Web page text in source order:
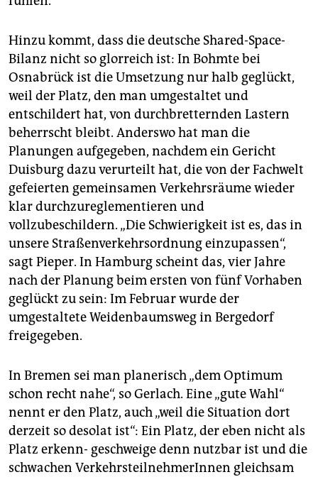
Hinzu kommt, dass die deutsche Shared-Space-
Bilanz nicht so glorreich ist: In Bohmte bei
Osnabrück ist die Umsetzung nur halb geglückt,
weil der Platz, den man umgestaltet und
entschildert hat, von durchbretternden Lastern
beherrscht bleibt. Anderswo hat man die
Planungen aufgegeben, nachdem ein Gericht
Duisburg dazu verurteilt hat, die von der Fachwelt
gefeierten gemeinsamen Verkehrsräume wieder
klar durchzureglementieren und
vollzubeschildern. „Die Schwierigkeit ist es, das in
unsere Straßenverkehrsordnung einzupassen“,
sagt Pieper. In Hamburg scheint das, vier Jahre
nach der Planung beim ersten von fünf Vorhaben
geglückt zu sein: Im Februar wurde der
umgestaltete Weidenbaumsweg in Bergedorf
freigegeben.
In Bremen sei man planerisch „dem Optimum
schon recht nahe“, so Gerlach. Eine „gute Wahl“
nennt er den Platz, auch „weil die Situation dort
derzeit so desolat ist“: Ein Platz, der eben nicht als
Platz erkenn- geschweige denn nutzbar ist und die
schwachen VerkehrsteilnehmerInnen gleichsam